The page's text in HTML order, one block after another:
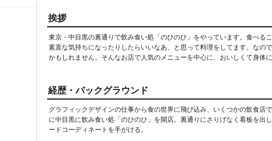
挨拶
東京・中目黒の裏通りで飲み食い処「のひのひ」をやっています。食べる
素直な気持ちになったりしたらいいなあ、と思って料理をしてます。なの
かもしれません。そんなお店で人気のメニューを中心に、おいしくて身体
経歴・バックグラウンド
グラフィックデザインの仕事から食の世界に飛び込み、いくつかの飲食店
に中目黒に飲み食い処「のひのひ」を開店。裏通りにさりげなく看板を出
ードコーディネートを手がける。